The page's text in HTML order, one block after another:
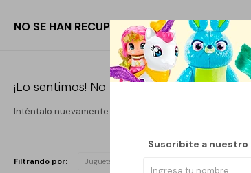
Suscribite a nuestro
NO SE HAN RECUPERADO PRODUCTOS
¡Lo sentimos! No hay productos en esta
Inténtalo nuevamente con otros criterios de filtrado o
Filtrando por: Juguetería